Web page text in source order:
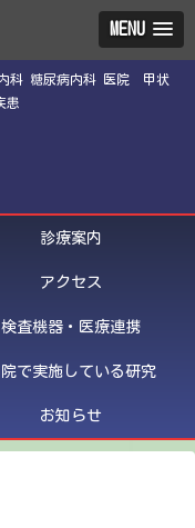
MENU
科 糖尿病内科 医院 甲状
患
診療案内
アクセス
検査機器・医療連携
で実施している研究
お知らせ